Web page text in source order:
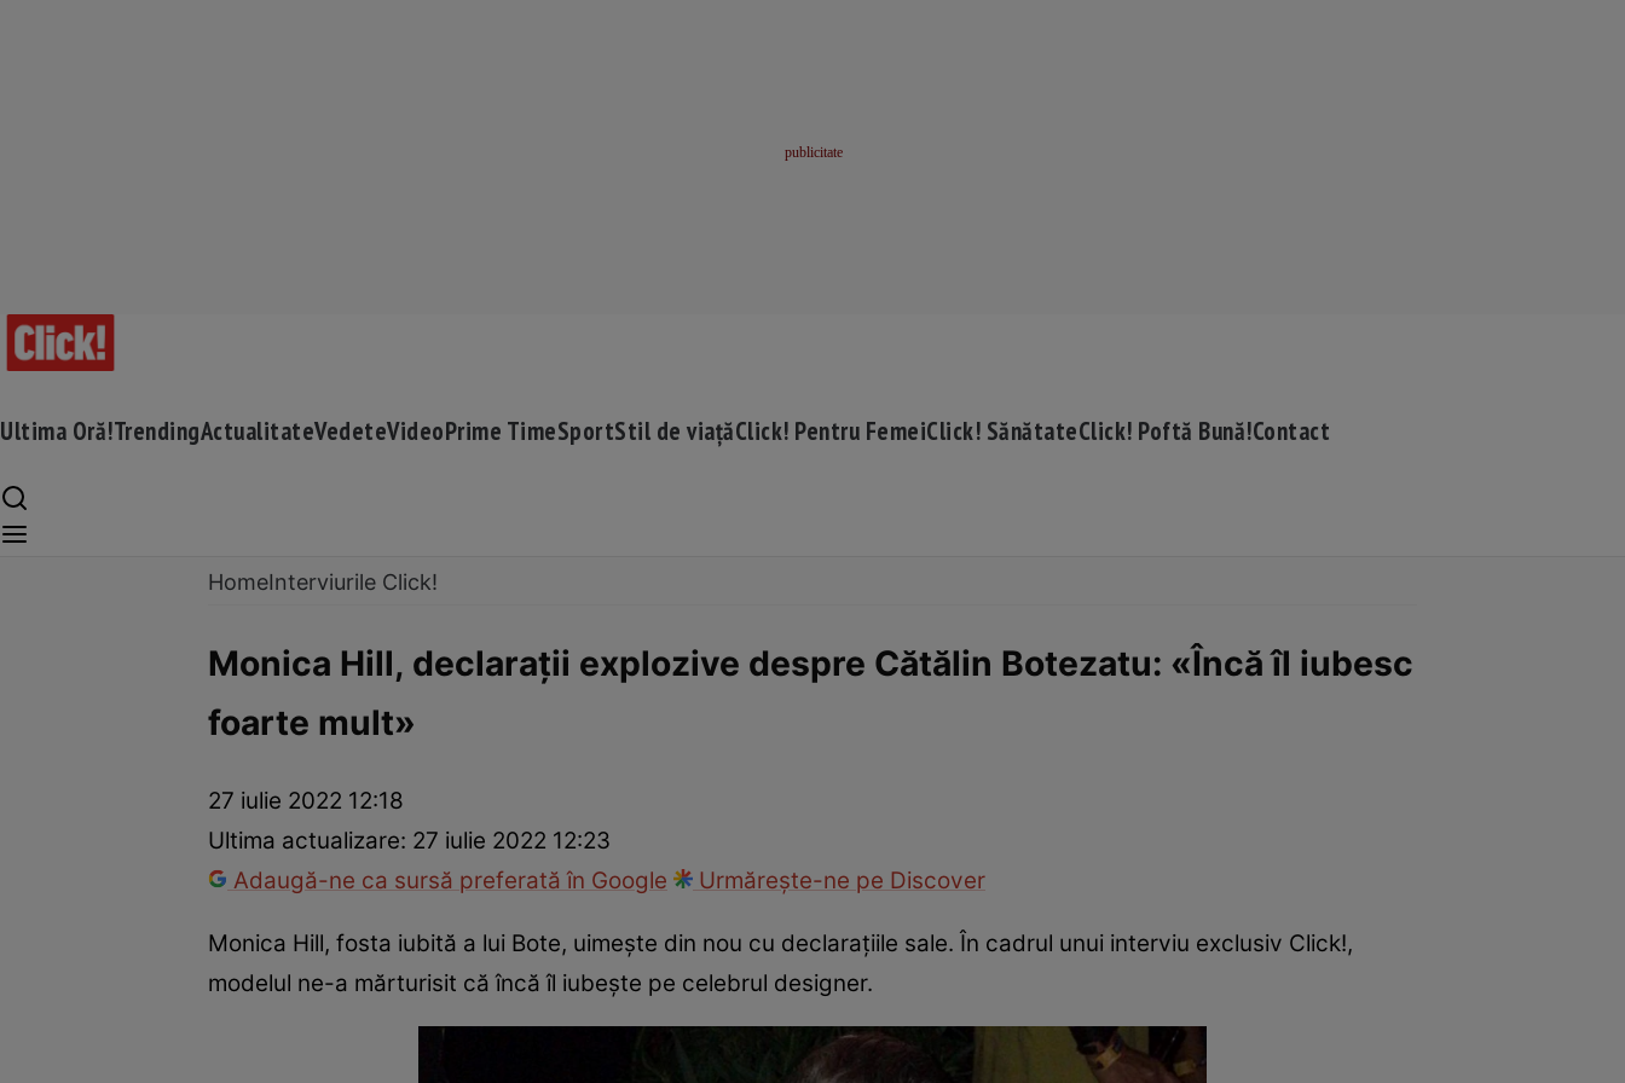
Ultima Oră!TrendingActualitateVedeteVideoPrime TimeSportStil de viațăClick! Pentru FemeiClick! SănătateClick! Poftă Bună!Contact
HomeInterviurile Click!
Monica Hill, declarații explozive despre Cătălin Botezatu: «Încă îl iubesc
foarte mult»
27 iulie 2022 12:18
Ultima actualizare: 27 iulie 2022 12:23
Adaugă-ne ca sursă preferată în Google
Urmărește-ne pe Discover
Monica Hill, fosta iubită a lui Bote, uimește din nou cu declarațiile sale. În cadrul unui interviu exclusiv Click!,
modelul ne-a mărturisit că încă îl iubește pe celebrul designer.